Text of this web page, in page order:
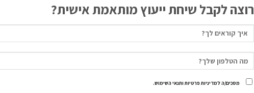
רוצה לקבל שיחת ייעוץ מותאמת אישית?
מסכים/ה למדיניות פרטיות ותנאי השימוש.